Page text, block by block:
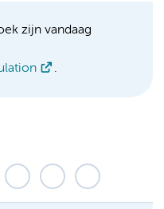
zijn vandaag
.